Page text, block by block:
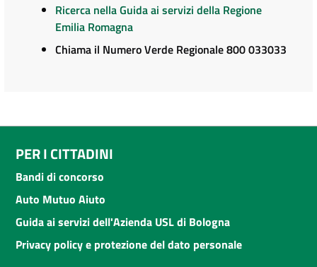
Ricerca nella Guida ai servizi della Regione
Emilia Romagna
Chiama il Numero Verde Regionale 800 033033
PER I CITTADINI
Bandi di concorso
Auto Mutuo Aiuto
Guida ai servizi dell'Azienda USL di Bologna
Privacy policy e protezione del dato personale